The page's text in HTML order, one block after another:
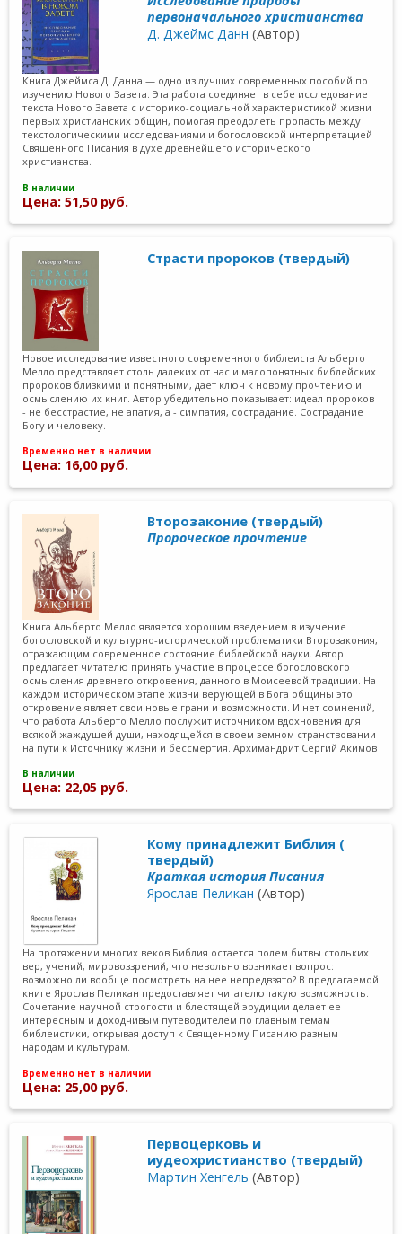
первоначального христианства
Д. Джеймс Данн (Автор)
Книга Джеймса Д. Данна — одно из лучших современных пособий по
изучению Нового Завета. Эта работа соединяет в себе исследование
текста Нового Завета с историко-социальной характеристикой жизни
первых христианских общин, помогая преодолеть пропасть между
текстологическими исследованиями и богословской интерпретацией
Священного Писания в духе древнейшего исторического
христианства.
В наличии
Цена: 51,50 руб.
Страсти пророков (твердый)
Новое исследование известного современного библеиста Альберто
Мелло представляет столь далеких от нас и малопонятных библейских
пророков близкими и понятными, дает ключ к новому прочтению и
осмыслению их книг. Автор убедительно показывает: идеал пророков
- не бесстрастие, не апатия, а - симпатия, сострадание. Сострадание
Богу и человеку.
Временно нет в наличии
Цена: 16,00 руб.
Второзаконие (твердый)
Пророческое прочтение
Книга Альберто Мелло является хорошим введением в изучение
богословской и культурно-исторической проблематики Второзакония,
отражающим современное состояние библейской науки. Автор
предлагает читателю принять участие в процессе богословского
осмысления древнего откровения, данного в Моисеевой традиции. На
каждом историческом этапе жизни верующей в Бога общины это
откровение являет свои новые грани и возможности. И нет сомнений,
что работа Альберто Мелло послужит источником вдохновения для
всякой жаждущей души, находящейся в своем земном странствовании
на пути к Источнику жизни и бессмертия. Архимандрит Сергий Акимов
В наличии
Цена: 22,05 руб.
Кому принадлежит Библия (
твердый)
Краткая история Писания
Ярослав Пеликан (Автор)
На протяжении многих веков Библия остается полем битвы стольких
вер, учений, мировоззрений, что невольно возникает вопрос:
возможно ли вообще посмотреть на нее непредвзято? В предлагаемой
книге Ярослав Пеликан предоставляет читателю такую возможность.
Сочетание научной строгости и блестящей эрудиции делает ее
интересным и доходчивым путеводителем по главным темам
библеистики, открывая доступ к Священному Писанию разным
народам и культурам.
Временно нет в наличии
Цена: 25,00 руб.
Первоцерковь и
иудеохристианство (твердый)
Мартин Хенгель (Автор)